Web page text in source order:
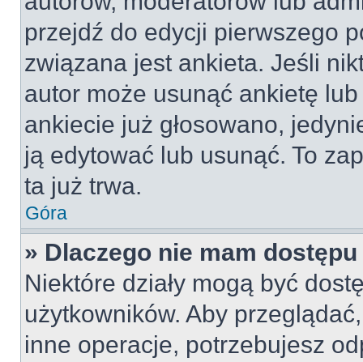
przejdź do edycji pierwszego
związana jest ankieta. Jeśli
autor może usunąć ankietę
ankiecie już głosowano,
ją edytować lub usunąć. To
ta już trwa.
Góra
» Dlaczego nie mam dostępu
Niektóre działy mogą być
użytkowników. Aby
inne operacje, potrzebujesz